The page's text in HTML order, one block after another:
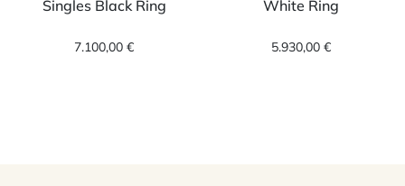
Singles Black Ring
7.100,00 €
White Ring
5.930,00 €